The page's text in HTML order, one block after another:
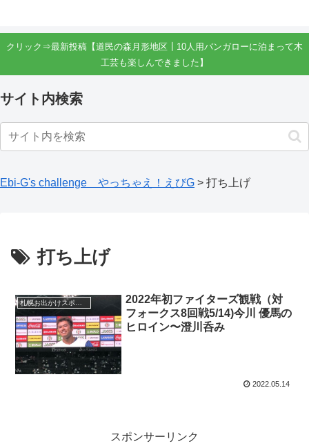
クリック⇒最新投稿【道民の森月形地区┃10人用バンガローに泊まって木
工芸も楽しんできました】
サイト内検索
Ebi-G's challenge やっちゃえ！えびG > 打ち上げ
打ち上げ
2022年初ファイターズ観戦（対
フォークス8回戦5/14)今川 優馬の
ヒロイン〜澄川呑み
2022.05.14
スポンサーリンク